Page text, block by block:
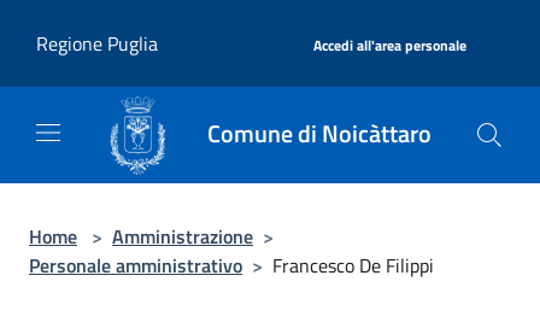
Regione Puglia
Accedi all'area personale
Comune di Noicàttaro
Home > Amministrazione >
Personale amministrativo > Francesco De Filippi